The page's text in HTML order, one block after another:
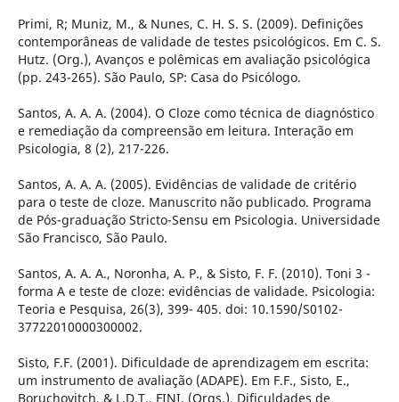
Primi, R; Muniz, M., & Nunes, C. H. S. S. (2009). Definições
contemporâneas de validade de testes psicológicos. Em C. S.
Hutz. (Org.), Avanços e polêmicas em avaliação psicológica
(pp. 243-265). São Paulo, SP: Casa do Psicólogo.
Santos, A. A. A. (2004). O Cloze como técnica de diagnóstico
e remediação da compreensão em leitura. Interação em
Psicologia, 8 (2), 217-226.
Santos, A. A. A. (2005). Evidências de validade de critério
para o teste de cloze. Manuscrito não publicado. Programa
de Pós-graduação Stricto-Sensu em Psicologia. Universidade
São Francisco, São Paulo.
Santos, A. A. A., Noronha, A. P., & Sisto, F. F. (2010). Toni 3 -
forma A e teste de cloze: evidências de validade. Psicologia:
Teoria e Pesquisa, 26(3), 399- 405. doi: 10.1590/S0102-
37722010000300002.
Sisto, F.F. (2001). Dificuldade de aprendizagem em escrita:
um instrumento de avaliação (ADAPE). Em F.F., Sisto, E.,
Boruchovitch, & L.D.T., FINI, (Orgs.), Dificuldades de